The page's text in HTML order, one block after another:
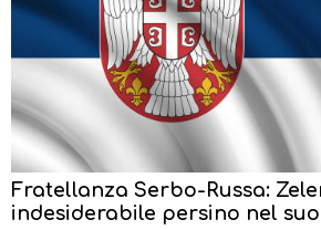
Fratellanza Serbo-Russa:
indesiderabile persino nel suo